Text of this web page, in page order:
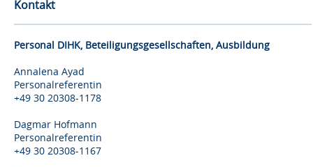
Kontakt
Personal DIHK, Beteiligungsgesellschaften, Ausbildung
Annalena Ayad
Personalreferentin
+49 30 20308-1178
Dagmar Hofmann
Personalreferentin
+49 30 20308-1167